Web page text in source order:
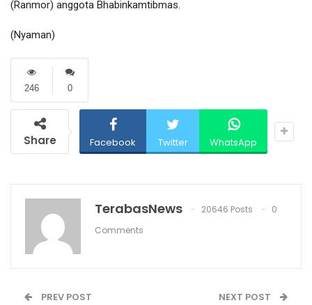
(Ranmor) anggota Bhabinkamtibmas.
(Nyaman)
0
246
Share Facebook Twitter WhatsApp
TerabasNews 20646 Posts
0
Comments
PREV POST NEXT POST